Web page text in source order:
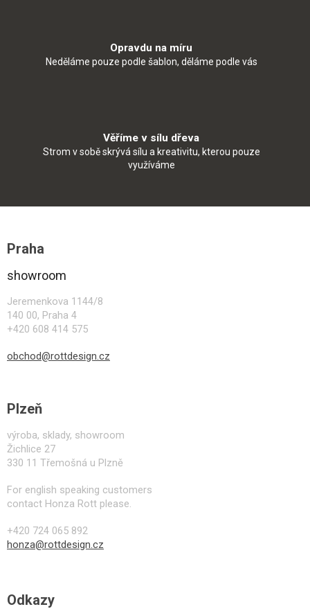
Opravdu na míru
Neděláme pouze podle šablon, děláme podle vás
Věříme v sílu dřeva
Strom v sobě skrývá sílu a kreativitu, kterou pouze
využíváme
Praha
showroom
Jeremenkova 1144/8
140 00, Praha 4
+420 608 414 575
obchod@rottdesign.cz
Plzeň
výroba, sklady, showroom
Žichlice 27
330 11 Třemošná u Plzně
For english speaking customers
contact Honza Rott please.
+420 724 065 892
honza@rottdesign.cz
Odkazy